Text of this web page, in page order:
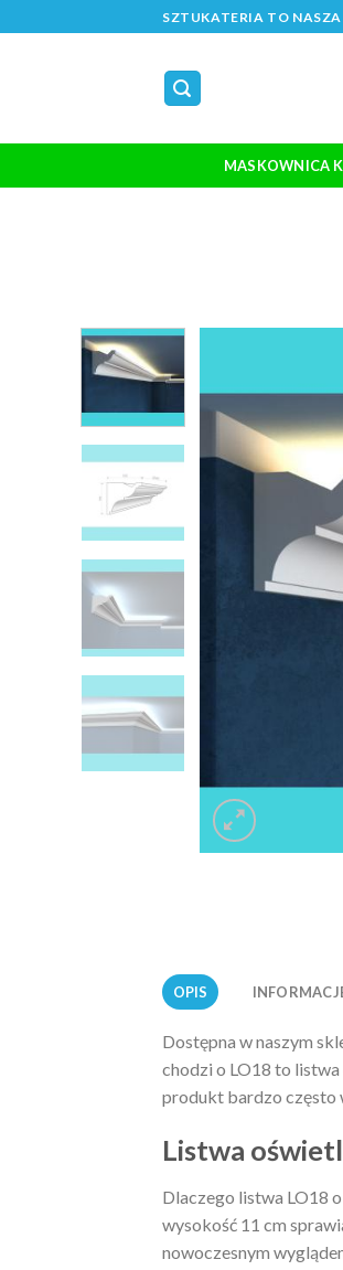
to
SZTUKATERIA TO NASZA
MASKOWNICA
Listwa do zabudowy karnisza LKO9A
Listwa do zabudowy karnisza LKO9A
OPIS
Dostępna w naszym
chodzi o LO18 to
produkt bardzo często
Listwa
Dlaczego listwa LO18
wysokość 11 cm
nowoczesnym